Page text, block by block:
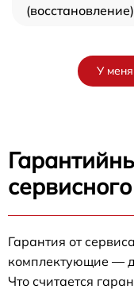
(восстановление)
У
Гарантия от
комплектующие —
Что считается